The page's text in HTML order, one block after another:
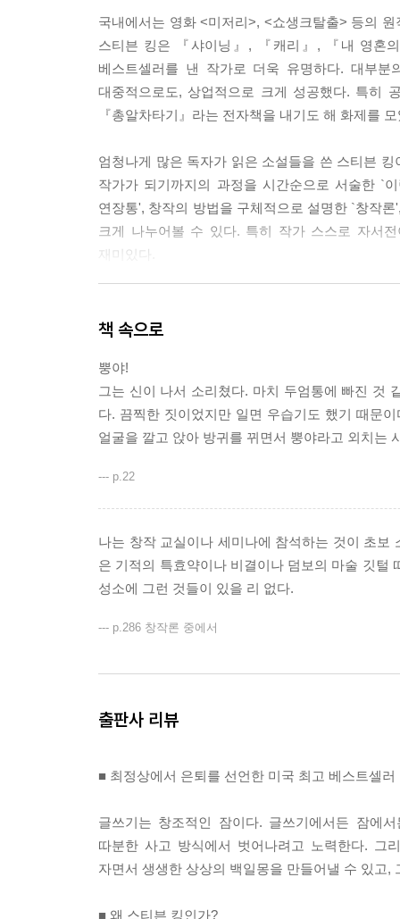
국내에서는 영화 <미저리>, <쇼생크탈출> 등의
스티븐 킹은 『샤이닝』, 『캐리』, 『내 영혼
베스트셀러를 낸 작가로 더욱 유명하다. 대부
대중적으로도, 상업적으로 크게 성공했다. 특히
『총알차타기』라는 전자책을 내기도 해 화제를
엄청나게 많은 독자가 읽은 소설들을 쓴 스티븐
작가가 되기까지의 과정을 시간순으로 서술한 `
연장통', 창작의 방법을 구체적으로 설명한 `창작
크게 나누어볼 수 있다. 특히 작가 스스로 자서
재미있다.
그의 소설처럼 속도감 있고 솔직하며 명쾌하다.
“내가 하고 싶은 말은 글쓰기에서도 자기가 가진
기르는 것이 좋다는 것이다.”
많이 읽고 많이 써서 팔심을 기른 후 땅속에 묻혀
“작가의 자질은 타고나는 것이다. 그러나 특별한
갖고 있으며, 그 재능은 더욱 갈고 닦아 얼마든지
책 속으로
뿡야!
그는 신이 나서 소리쳤다. 마치 두엄통에 빠진 것
다. 끔찍한 짓이었지만 일면 우습기도 했기 때문
얼굴을 깔고 앉아 방귀를 뀌면서 뿡야라고 외치는
--- p.22
나는 창작 교실이나 세미나에 참석하는 것이 초
은 기적의 특효약이나 비결이나 덤보의 마술 깃털
성소에 그런 것들이 있을 리 없다.
--- p.286 창작론 중에서
출판사 리뷰
■ 최정상에서 은퇴를 선언한 미국 최고 베스트셀
글쓰기는 창조적인 잠이다. 글쓰기에서든 잠에
따분한 사고 방식에서 벗어나려고 노력한다. 그
자면서 생생한 상상의 백일몽을 만들어낼 수 있고,
■ 왜 스티븐 킹인가?